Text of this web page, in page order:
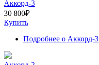
Аккорд-3
30 800₽
Купить
Подробнее о Аккорд-3